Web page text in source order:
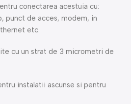
conectarea acestuia cu:
punct de acces, modem, in
etc.
cu un strat de 3 micrometri de
instalatii ascunse si pentru